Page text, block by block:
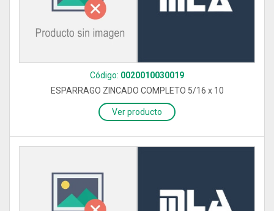
Código: 0020010030019
ESPARRAGO ZINCADO COMPLETO 5/16 x 10
Ver producto